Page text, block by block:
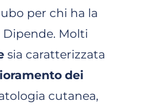
per chi ha la
Dipende. Molti
sia caratterizzata
dei
cutanea,